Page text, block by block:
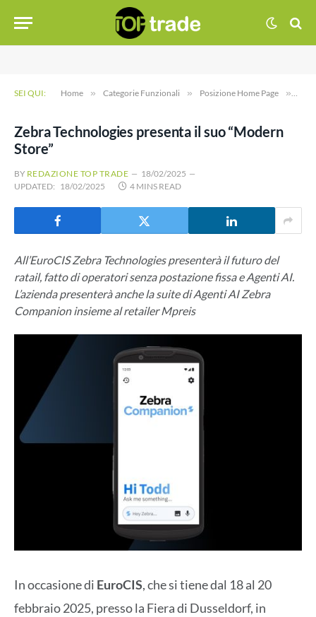
SEI QUI: Home » Categorie Funzionali » Posizione Home Page »
Zebra Technologies presenta il suo “Modern
Store”
BY REDAZIONE TOP TRADE
18/02/2025
UPDATED: 18/02/2025 4 MINS READ
All’EuroCIS Zebra Technologies presenterà il futuro del
ratail, fatto di operatori senza postazione fissa e Agenti AI.
L’azienda presenterà anche la suite di Agenti AI Zebra
Companion insieme al retailer Mpreis
In occasione di EuroCIS, che si tiene dal 18 al 20
febbraio 2025, presso la Fiera di Dusseldorf, in